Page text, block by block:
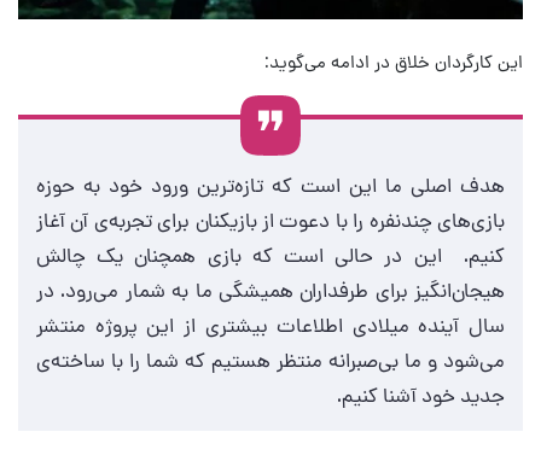
این کارگردان خلاق در ادامه می‌گوید:
هدف اصلی ما این است که تازه‌ترین ورود خود به حوزه
بازی‌های چندنفره را با دعوت از بازیکنان برای تجربه‌ی آن آغاز
کنیم. این در حالی است که بازی همچنان یک چالش
هیجان‌انگیز برای طرفداران همیشگی ما به شمار می‌رود. در
سال آینده میلادی اطلاعات بیشتری از این پروژه منتشر
می‌شود و ما بی‌صبرانه منتظر هستیم که شما را با ساخته‌ی
جدید خود آشنا کنیم.